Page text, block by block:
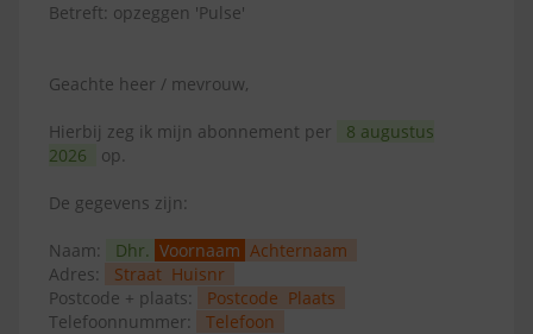
Betreft: opzeggen 'Pulse'
Geachte heer / mevrouw,
Hierbij zeg ik mijn abonnement per
8 augustus
2026
op.
De gegevens zijn:
Naam: Dhr. Voornaam Achternaam
Adres:
Straat Huisnr
Postcode + plaats:
Postcode Plaats
Telefoonnummer:
Telefoon